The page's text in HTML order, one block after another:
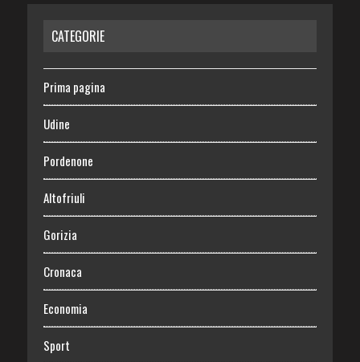
CATEGORIE
Prima pagina
Udine
Pordenone
Altofriuli
Gorizia
Cronaca
Economia
Sport